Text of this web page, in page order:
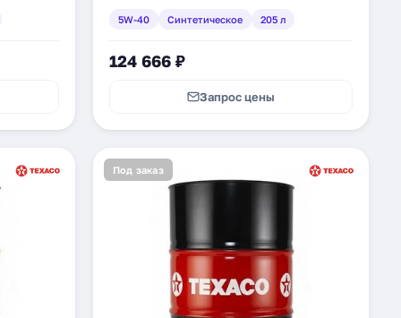
5W-40 Синтетическое 205 л
124 666 ₽
Запрос цены
Под заказ